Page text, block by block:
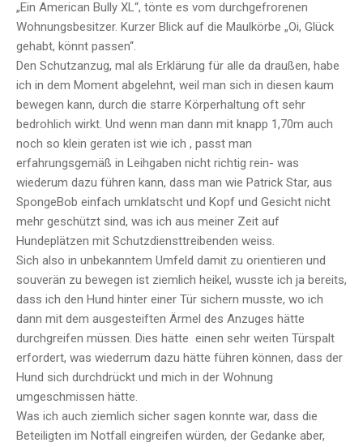
„Ein American Bully XL“, tönte es vom durchgefrorenen
Wohnungsbesitzer. Kurzer Blick auf die Maulkörbe „Oi, Glück
gehabt, könnt passen“.
Den Schutzanzug, mal als Erklärung für alle da draußen, habe
ich in dem Moment abgelehnt, weil man sich in diesen kaum
bewegen kann, durch die starre Körperhaltung oft sehr
bedrohlich wirkt. Und wenn man dann mit knapp 1,70m auch
noch so klein geraten ist wie ich , passt man
erfahrungsgemäß in Leihgaben nicht richtig rein- was
wiederum dazu führen kann, dass man wie Patrick Star, aus
SpongeBob einfach umklatscht und Kopf und Gesicht nicht
mehr geschützt sind, was ich aus meiner Zeit auf
Hundeplätzen mit Schutzdiensttreibenden weiss.
Sich also in unbekanntem Umfeld damit zu orientieren und
souverän zu bewegen ist ziemlich heikel, wusste ich ja bereits,
dass ich den Hund hinter einer Tür sichern musste, wo ich
dann mit dem ausgesteiften Ärmel des Anzuges hätte
durchgreifen müssen. Dies hätte einen sehr weiten Türspalt
erfordert, was wiederrum dazu hätte führen können, dass der
Hund sich durchdrückt und mich in der Wohnung
umgeschmissen hätte.
Was ich auch ziemlich sicher sagen konnte war, dass die
Beteiligten im Notfall eingreifen würden, der Gedanke aber,